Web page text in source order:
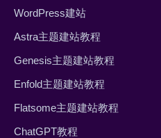
WordPress建站
Astra主题建站教程
Genesis主题建站教程
Enfold主题建站教程
Flatsome主题建站教程
ChatGPT教程